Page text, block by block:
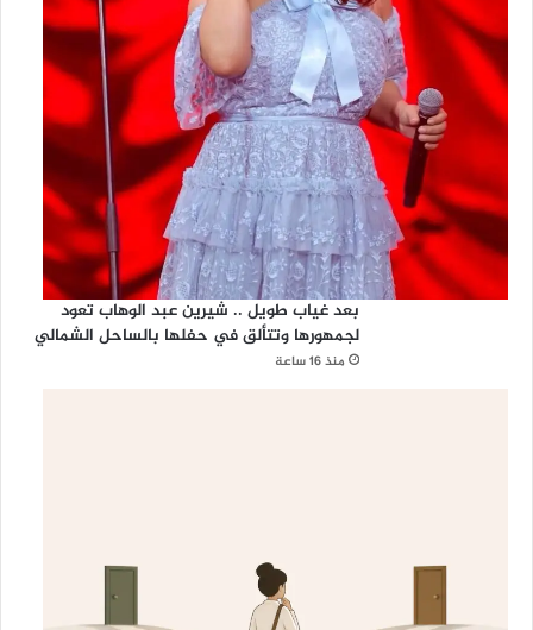
بعد غياب طويل .. شيرين عبد الوهاب تعود
لجمهورها وتتألق في حفلها بالساحل الشمالي
منذ 16 ساعة